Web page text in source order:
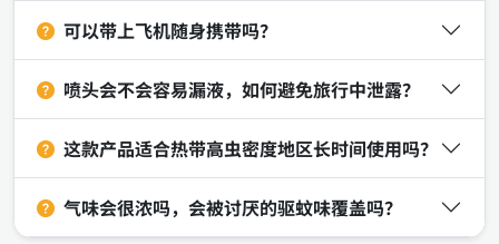
可以带上飞机随身携带吗？
喷头会不会容易漏液，如何避免旅行中泄露？
这款产品适合热带高虫密度地区长时间使用吗？
气味会很浓吗，会被讨厌的驱蚊味覆盖吗？